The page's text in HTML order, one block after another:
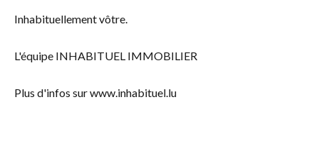
Inhabituellement vôtre.
L'équipe INHABITUEL IMMOBILIER
Plus d'infos sur www.inhabituel.lu